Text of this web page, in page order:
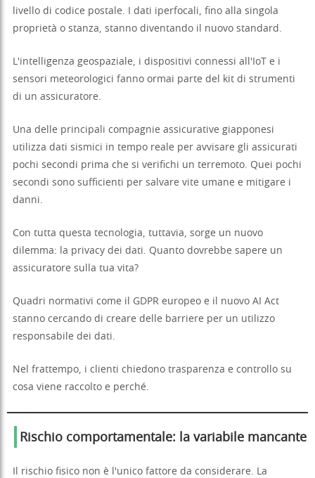
livello di codice postale. I dati iperfocali, fino alla singola
proprietà o stanza, stanno diventando il nuovo standard.
L'intelligenza geospaziale, i dispositivi connessi all'IoT e i
sensori meteorologici fanno ormai parte del kit di strumenti
di un assicuratore.
Una delle principali compagnie assicurative giapponesi
utilizza dati sismici in tempo reale per avvisare gli assicurati
pochi secondi prima che si verifichi un terremoto. Quei pochi
secondi sono sufficienti per salvare vite umane e mitigare i
danni.
Con tutta questa tecnologia, tuttavia, sorge un nuovo
dilemma: la privacy dei dati. Quanto dovrebbe sapere un
assicuratore sulla tua vita?
Quadri normativi come il GDPR europeo e il nuovo AI Act
stanno cercando di creare delle barriere per un utilizzo
responsabile dei dati.
Nel frattempo, i clienti chiedono trasparenza e controllo su
cosa viene raccolto e perché.
Rischio comportamentale: la variabile mancante
Il rischio fisico non è l'unico fattore da considerare. La